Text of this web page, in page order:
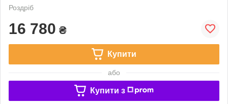
Роздріб
16 780 ₴
Купити
або
Купити з